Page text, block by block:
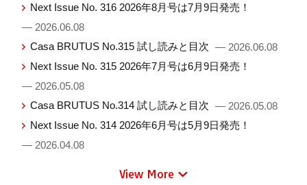
Next Issue No. 316 2026年8月号は7月9日発売！
— 2026.06.08
Casa BRUTUS No.315 試し読みと目次 — 2026.06.08
Next Issue No. 315 2026年7月号は6月9日発売！
— 2026.05.08
Casa BRUTUS No.314 試し読みと目次 — 2026.05.08
Next Issue No. 314 2026年6月号は5月9日発売！
— 2026.04.08
View More